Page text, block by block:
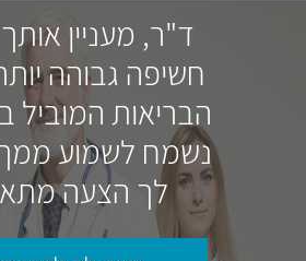
ד"ר, מעניין
חשיפה גבוהה
הבריאות המוביל
נשמח לשמוע ממך
לך הצעה